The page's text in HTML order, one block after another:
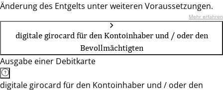
Änderung des Entgelts unter weiteren Voraussetzungen.
Mehr erfahren
digitale girocard für den Kontoinhaber und / oder den
Bevollmächtigten
Ausgabe einer Debitkarte
digitale girocard für den Kontoinhaber und / oder den